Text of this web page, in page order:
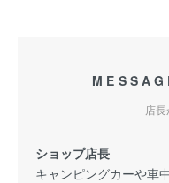
店
ショップ店長
キャンピングカーや車